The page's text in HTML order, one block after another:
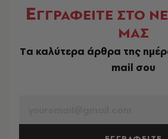
ΕΓΓΡΑΦΕΙΤΕ ΣΤΟ
ΜΑΣ
Tα καλύτερα άρθρα της
mail σου